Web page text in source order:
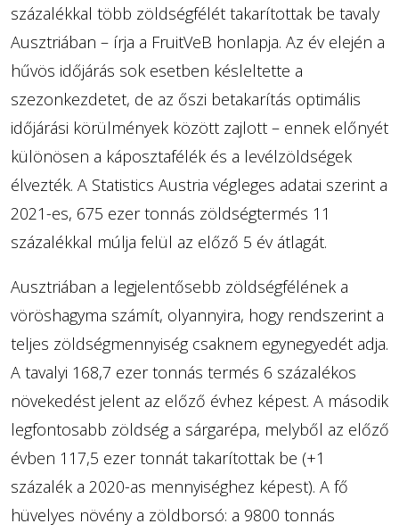
százalékkal több zöldségfélét takarítottak be tavaly
Ausztriában – írja a FruitVeB honlapja. Az év elején a
hűvös időjárás sok esetben késleltette a
szezonkezdetet, de az őszi betakarítás optimális
időjárási körülmények között zajlott – ennek előnyét
különösen a káposztafélék és a levélzöldségek
élvezték. A Statistics Austria végleges adatai szerint a
2021-es, 675 ezer tonnás zöldségtermés 11
százalékkal múlja felül az előző 5 év átlagát.
Ausztriában a legjelentősebb zöldségfélének a
vöröshagyma számít, olyannyira, hogy rendszerint a
teljes zöldségmennyiség csaknem egynegyedét adja.
A tavalyi 168,7 ezer tonnás termés 6 százalékos
növekedést jelent az előző évhez képest. A második
legfontosabb zöldség a sárgarépa, melyből az előző
évben 117,5 ezer tonnát takarítottak be (+1
százalék a 2020-as mennyiséghez képest). A fő
hüvelyes növény a zöldborsó: a 9800 tonnás